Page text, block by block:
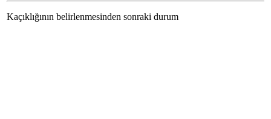
Kaçıklığının belirlenmesinden sonraki durum